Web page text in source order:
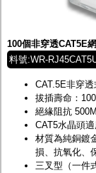
100個非穿透CAT5E
料號:WR-
CAT.5E非穿
拔插壽命：
絕緣阻抗
CAT5水晶頭
材質為純銅鍍
損、抗氧化、
三叉型（一件